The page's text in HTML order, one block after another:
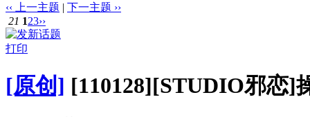
‹‹ 上一主题 | 下一主题 ››
21 123››
打印
[原创] [110128][STUDIO邪恋]